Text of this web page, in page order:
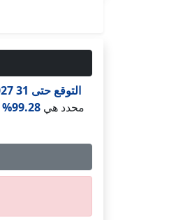
التوقع حتى 31 Jan 2027
محدد هي 99.28%